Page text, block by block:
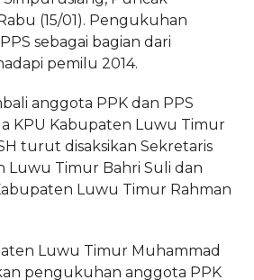
(15/01). Pengukuhan
sebagai bagian dari
pemilu 2014.
anggota PPK dan PPS
KPU Kabupaten Luwu Timur
turut disaksikan Sekretaris
Luwu Timur Bahri Suli dan
Luwu Timur Rahman
Luwu Timur Muhammad
pengukuhan anggota PPK